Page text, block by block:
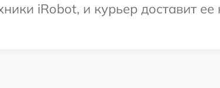
iRobot, и курьер доставит